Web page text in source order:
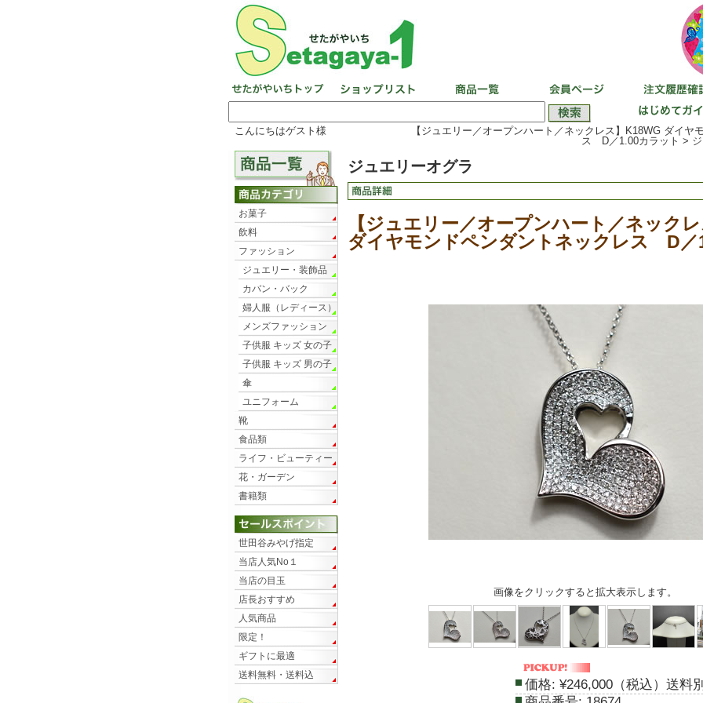
こんにちはゲスト様
【ジュエリー／オープンハート／ネックレス】K18WG ダイヤ
ス D／1.00カラット >
ジュエリーオグラ
【ジュエリー／オープンハート／ネック
ダイヤモンドペンダントネックレス D／
画像をクリックすると拡大表示します。
価格: ¥246,000（税込）送料
お菓子
飲料
ファッション
ジュエリー・装飾品
カバン・バック
婦人服（レディース）
メンズファッション
子供服 キッズ 女の子
子供服 キッズ 男の子
傘
ユニフォーム
靴
食品類
ライフ・ビューティー
花・ガーデン
書籍類
世田谷みやげ指定
当店人気No１
当店の目玉
店長おすすめ
人気商品
限定！
ギフトに最適
送料無料・送料込